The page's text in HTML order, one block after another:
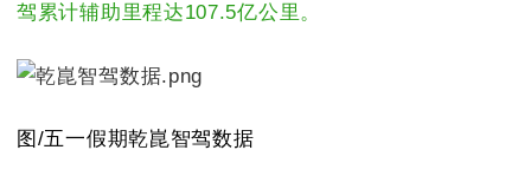
驾累计辅助里程达107.5亿公里。
图/五一假期乾崑智驾数据